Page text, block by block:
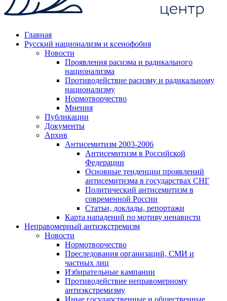
Главная
Русский национализм и ксенофобия
Новости
Проявления расизма и радикального
национализма
Противодействие расизму и радикальному
национализму
Нормотворчество
Мнения
Публикации
Документы
Архив
Антисемитизм 2003-2006
Антисемитизм в Российской
Федерации
Основные тенденции проявлений
антисемитизма в государствах СНГ
Политический антисемитизм в
современной России
Статьи, доклады, репортажи
Карта нападений по мотиву ненависти
Неправомерный антиэкстремизм
Новости
Нормотворчество
Преследования организаций, СМИ и
частных лиц
Избирательные кампании
Противодействие неправомерному
антиэкстремизму